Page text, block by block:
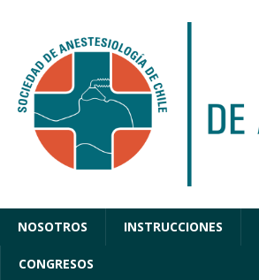
NOSOTROS INSTRUCCIONES
CONGRESOS